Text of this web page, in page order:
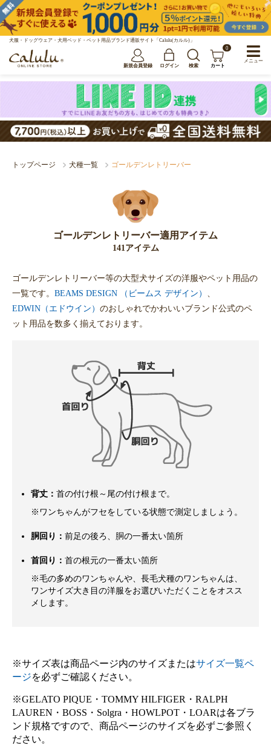
犬服・ドッグウェア・犬用ベッド・ペット用品ブランド通販サイト「Calulu(カルル)」
新規会員登録 ログイン 検索
0
カート
トップページ 犬種一覧 ゴールデンレトリーバー
ゴールデンレトリーバー適用アイテム
141アイテム
ゴールデンレトリーバー等の大型犬サイズの洋服やペット用品の
一覧です。 BEAMS DESIGN （ビームス デザイン）
EDWIN（エドウイン） のおしゃれでかわいいブランド公式のペ
ット用品を数多く揃えております。
背丈： 首の付け根～尾の付け根まで。
※ワンちゃんがフセをしている状態で測定しましょう。
胴回り： 前足の後ろ、胴の一番太い箇所
首回り： 首の根元の一番太い箇所
※毛の多めのワンちゃんや、長毛犬種のワンちゃんは、
ワンサイズ大き目の洋服をお選びいただくことをオスス
メします。
※サイズ表は商品ページ内のサイズまたはサイズ一覧ペ
ージを必ずご確認ください。
※GELATO PIQUE・TOMMY HILFIGER・RALPH
LAUREN・BOSS・Solgra・HOWLPOT・LOARは各ブラ
ンド規格ですので、商品ページのサイズを必ずご参照く
ださい。
メニュー